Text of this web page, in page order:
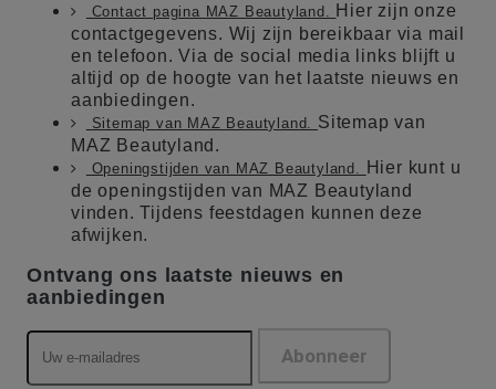
Contact pagina MAZ Beautyland. Hier zijn onze
contactgegevens. Wij zijn bereikbaar via mail
en telefoon. Via de social media links blijft u
altijd op de hoogte van het laatste nieuws en
aanbiedingen.
Sitemap van MAZ Beautyland. Sitemap van
MAZ Beautyland.
Openingstijden van MAZ Beautyland.
Hier kunt u
de openingstijden van MAZ Beautyland
vinden. Tijdens feestdagen kunnen deze
afwijken.
Ontvang ons laatste nieuws en
aanbiedingen